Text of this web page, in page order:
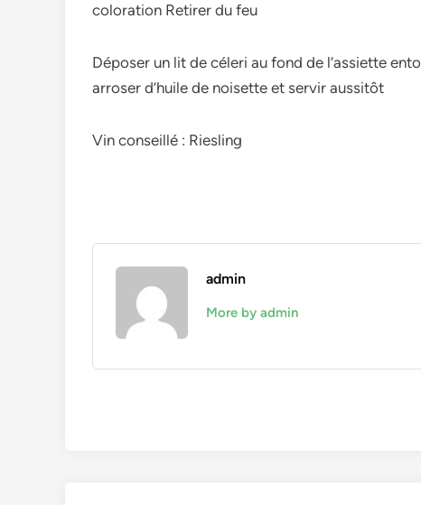
coloration Retirer du feu
Déposer un lit de céleri au fond de l’assiette
arroser d’huile de noisette et servir aussitôt
Vin conseillé : Riesling
admin
More by admin